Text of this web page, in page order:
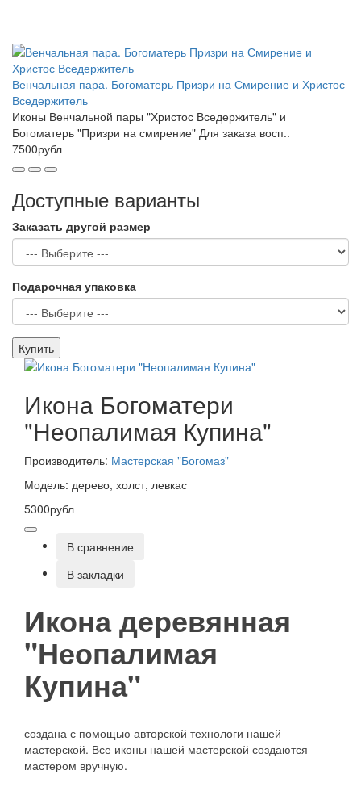
Венчальная пара. Богоматерь Призри на Смирение и Христос
Вседержитель
Иконы Венчальной пары "Христос Вседержитель" и
Богоматерь "Призри на смирение" Для заказа восп..
7500рубл
Доступные варианты
Заказать другой размер
Подарочная упаковка
Купить
Икона Богоматери
"Неопалимая Купина"
Производитель: Мастерская "Богомаз"
Модель: дерево, холст, левкас
5300рубл
В сравнение
В закладки
Икона деревянная
"Неопалимая
Купина"
создана с помощью авторской технологи нашей
мастерской. Все иконы нашей мастерской создаются
мастером вручную.